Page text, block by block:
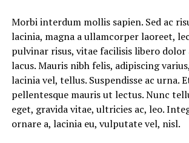
Morbi interdum mollis sapien. Sed ac
lacinia, magna a ullamcorper laoreet,
pulvinar risus, vitae facilisis libero dolor
lacus. Mauris nibh felis, adipiscing
lacinia vel, tellus. Suspendisse ac urna.
pellentesque mauris ut lectus. Nunc
eget, gravida vitae, ultricies ac, leo.
ornare a, lacinia eu, vulputate vel, nisl.